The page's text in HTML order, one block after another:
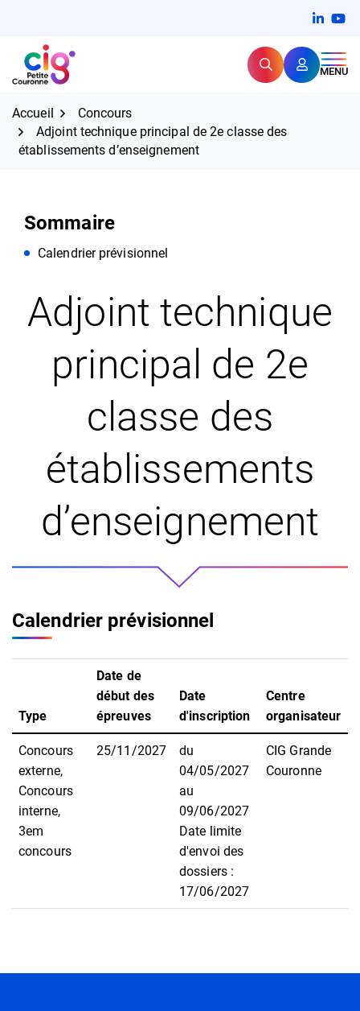
contenu
CIG Petite Couronne RechercherMENU
Expertise et proximité pour
Accueil
Concours
Adjoint technique principal de 2e classe des
établissements d’enseignement
Sommaire
Calendrier prévisionnel
Adjoint technique
principal de 2e
classe des
établissements
d’enseignement
Calendrier prévisionnel
Type
Date de
début des
épreuves
Date
d'inscription
Centre
organisateur
Concours
externe,
Concours
interne,
3em
concours
25/11/2027
du
04/05/2027
au
09/06/2027
Date limite
d'envoi des
dossiers :
17/06/2027
CIG Grande
Couronne